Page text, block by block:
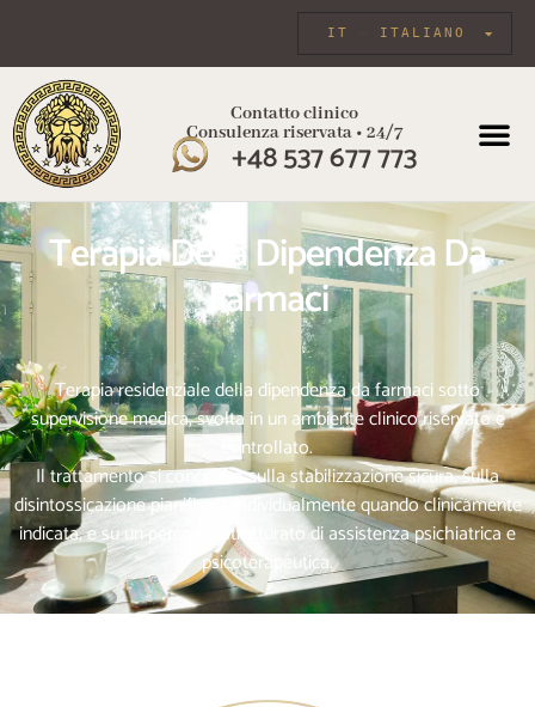
ITALIANO
IT
Contatto clinico
Consulenza riservata • 24/7
+48 537 677 773
Terapia Della Dipendenza Da
Farmaci
Terapia residenziale della dipendenza da farmaci sotto
supervisione medica, svolta in un ambiente clinico riservato e
controllato.
Il trattamento si concentra sulla stabilizzazione sicura, sulla
disintossicazione pianificata individualmente quando clinicamente
indicata, e su un percorso strutturato di assistenza psichiatrica e
psicoterapeutica.